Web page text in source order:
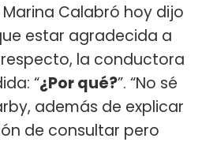
Marina Calabró hoy dijo
estar agradecida a
respecto, la conductora
“¿Por qué?”. “No sé
además de explicar
de consultar pero